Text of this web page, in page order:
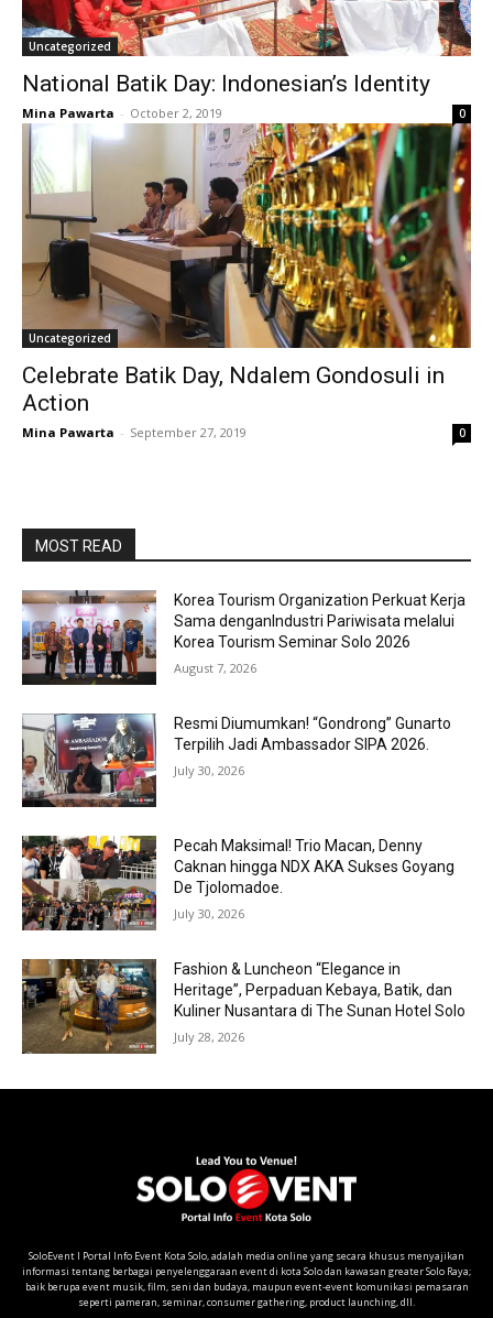
Uncategorized
National Batik Day: Indonesian’s Identity
Mina Pawarta - October 2, 2019 0
Uncategorized
Celebrate Batik Day, Ndalem Gondosuli in
Action
Mina Pawarta - September 27, 2019 0
MOST READ
Korea Tourism Organization Perkuat Kerja
Sama denganIndustri Pariwisata melalui
Korea Tourism Seminar Solo 2026
August 7, 2026
Resmi Diumumkan! “Gondrong” Gunarto
Terpilih Jadi Ambassador SIPA 2026.
July 30, 2026
Pecah Maksimal! Trio Macan, Denny
Caknan hingga NDX AKA Sukses Goyang
De Tjolomadoe.
July 30, 2026
Fashion & Luncheon “Elegance in
Heritage”, Perpaduan Kebaya, Batik, dan
Kuliner Nusantara di The Sunan Hotel Solo
July 28, 2026
SoloEvent I Portal Info Event Kota Solo, adalah media online yang secara khusus menyajikan
informasi tentang berbagai penyelenggaraan event di kota Solo dan kawasan greater Solo Raya;
baik berupa event musik, film, seni dan budaya, maupun event-event komunikasi pemasaran
seperti pameran, seminar, consumer gathering, product launching, dll.